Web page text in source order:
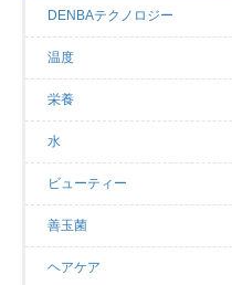
お買い物を続ける
DENBAテクノロジー
温度
栄養
水
ビューティー
善玉菌
ヘアケア